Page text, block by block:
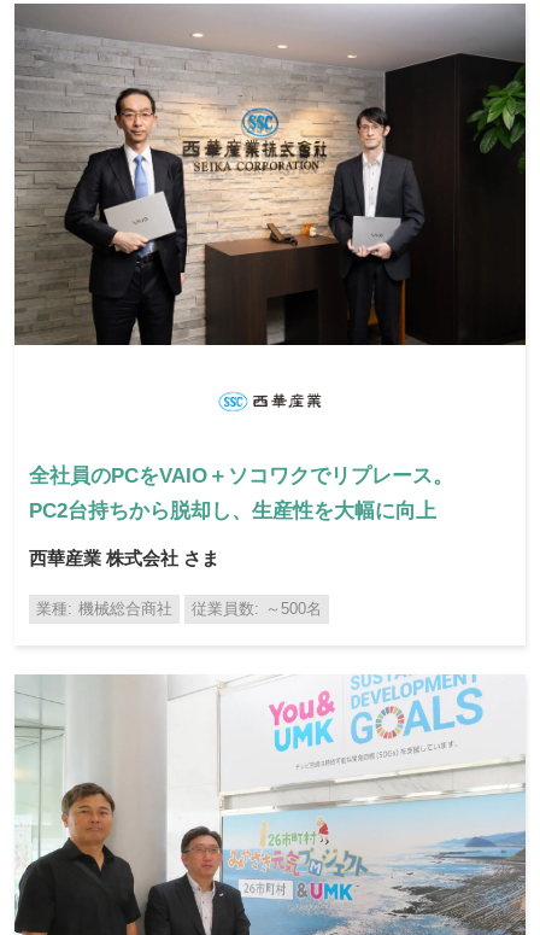
全社員のPCをVAIO＋ソコワクでリプレース。
PC2台持ちから脱却し、生産性を大幅に向上
西華産業 株式会社 さま
業種 機械総合商社 従業員数 ～500名